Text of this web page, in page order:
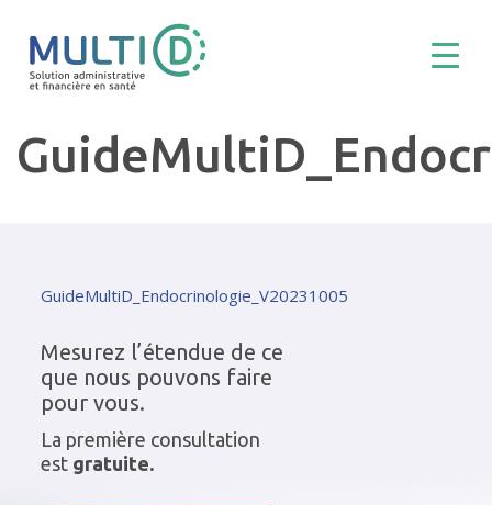
GuideMultiD_Endocrinologie_V20231005
Mesurez l’étendue de ce
que nous pouvons faire
pour vous.
La première consultation
est gratuite.